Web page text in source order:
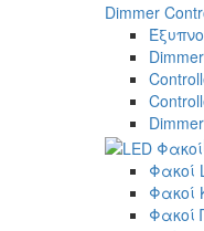
Dimmer
Φακοί
Φακοί
Φακοί